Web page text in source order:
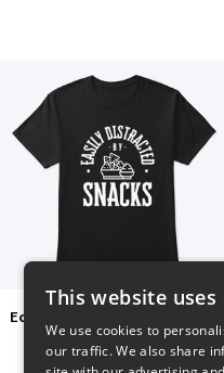
Easily Distracted by Snacks
$20
This website uses
We use cookies to
our traffic. We also share